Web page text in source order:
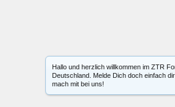
Hallo und herzlich willkommen im ZTR
Deutschland. Melde Dich doch einfach
mach mit bei uns!